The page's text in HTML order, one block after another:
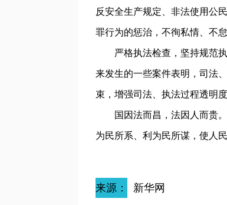
反安全生产规定、非法使用公
罪行为的惩治，不徇私情、不
严格执法检查，坚持规范执
来发生的一些案件表明，司法
束，增强司法、执法过程透明
国因法而昌，法因人而贵。
为民所系、利为民所谋，使人
来源： 新华网